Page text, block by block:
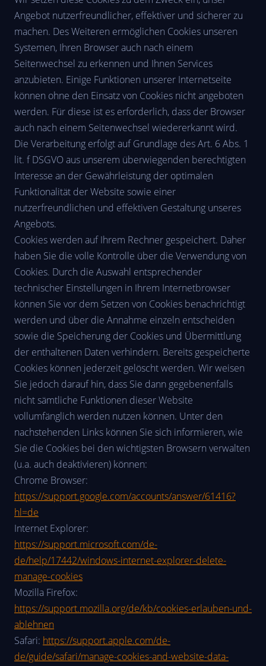
Angebot nutzerfreundlicher, effektiver und sicherer zu
machen. Des Weiteren ermöglichen Cookies unseren
Systemen, Ihren Browser auch nach einem
Seitenwechsel zu erkennen und Ihnen Services
anzubieten. Einige Funktionen unserer Internetseite
können ohne den Einsatz von Cookies nicht angeboten
werden. Für diese ist es erforderlich, dass der Browser
auch nach einem Seitenwechsel wiedererkannt wird.
Die Verarbeitung erfolgt auf Grundlage des Art. 6 Abs. 1
lit. f DSGVO aus unserem überwiegenden berechtigten
Interesse an der Gewährleistung der optimalen
Funktionalität der Website sowie einer
nutzerfreundlichen und effektiven Gestaltung unseres
Angebots.
Cookies werden auf Ihrem Rechner gespeichert. Daher
haben Sie die volle Kontrolle über die Verwendung von
Cookies. Durch die Auswahl entsprechender
technischer Einstellungen in Ihrem Internetbrowser
können Sie vor dem Setzen von Cookies benachrichtigt
werden und über die Annahme einzeln entscheiden
sowie die Speicherung der Cookies und Übermittlung
der enthaltenen Daten verhindern. Bereits gespeicherte
Cookies können jederzeit gelöscht werden. Wir weisen
Sie jedoch darauf hin, dass Sie dann gegebenenfalls
nicht sämtliche Funktionen dieser Website
vollumfänglich werden nutzen können. Unter den
nachstehenden Links können Sie sich informieren, wie
Sie die Cookies bei den wichtigsten Browsern verwalten
(u.a. auch deaktivieren) können:
Chrome Browser:
https://support.google.com/accounts/answer/61416?
hl=de
Internet Explorer:
https://support.microsoft.com/de-
de/help/17442/windows-internet-explorer-delete-
manage-cookies
Mozilla Firefox:
https://support.mozilla.org/de/kb/cookies-erlauben-und-
ablehnen
Safari: https://support.apple.com/de-
de/guide/safari/manage-cookies-and-website-data-